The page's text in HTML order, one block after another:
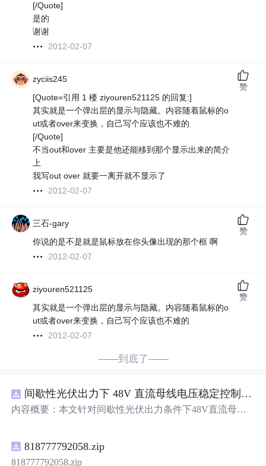
[/Quote]
是的
谢谢
2012-02-07
zyciis245
[Quote=引用 1 楼 ziyouren521125 的回复:]
其实就是一个弹出层的显示与隐藏。内容随着鼠标的o
ut或者over来变换，自己写个应该也不难的
[/Quote]
不当out和over 主要是他还能移到那个显示出来的简介
上
我写out over 就要一离开就不显示了
2012-02-07
赞
三石-gary
你说的是不是就是鼠标放在你头像出现的那个框 啊
2012-02-07
赞
ziyouren521125
其实就是一个弹出层的显示与隐藏。内容随着鼠标的o
ut或者over来变换，自己写个应该也不难的
2012-02-07
赞
——到底了——
间歇性光伏出力下 48V 直流母线电压稳定控制及储能双向充放电闭环调控体系研究（Simulink仿真实现）
内容概要：本文针对间歇性光伏出力条件下48V直流母线
含光伏阵列、Boost型DC-DC变换器、双向DC-DC变换器
与锂离子电池储能系统的完整拓扑结构，结合光伏最大功
818777792058.zip
818777792058.zip